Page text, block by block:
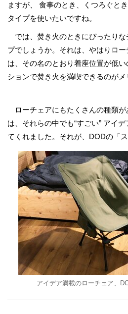
ますが、 食事のとき、くつろぐと
タイプを使いたいですね。
では、焚き火のときにぴったりな
プでしょうか。それは、やはりロ
は、その名のとおり着座位置が低
ションで焚き火を満喫できるのがメ
ローチェアにもたくさんの種類が
は、それらの中でも“すごい” アイ
てくれました。それが、DODの「ス
アイデア満載のローチェア、